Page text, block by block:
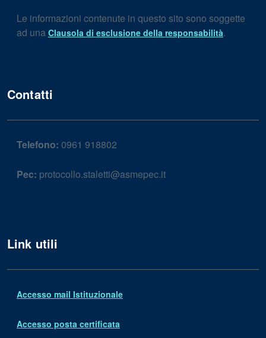
Le informazioni contenute in questo sito sono soggette
ad una Clausola di esclusione della responsabilità.
Contatti
Telefono: 0961 918802
Pec: protocollo.staletti@asmepec.it
Link utili
Accesso mail Istituzionale
Accesso posta certificata